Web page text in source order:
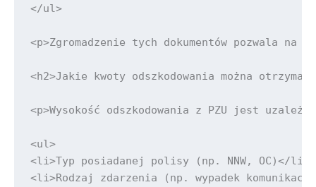
</ul>
<p>Zgromadzenie tych dokumentów pozwala
<h2>Jakie kwoty odszkodowania można otrzymać
<p>Wysokość odszkodowania z PZU jest
<ul>
<li>Typ posiadanej polisy (np. NNW, OC)</li>
<li>Rodzaj zdarzenia (np. wypadek